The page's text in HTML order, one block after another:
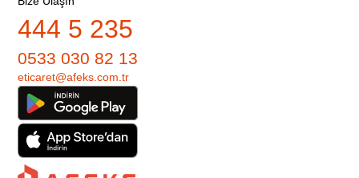
444 5 235
0533 030 82 13
eticaret@afeks.com.tr